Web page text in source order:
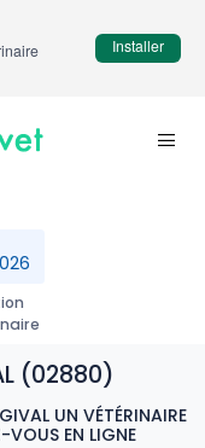
(02880)
UN VÉTÉRINAIRE
VOUS EN LIGNE
Installer